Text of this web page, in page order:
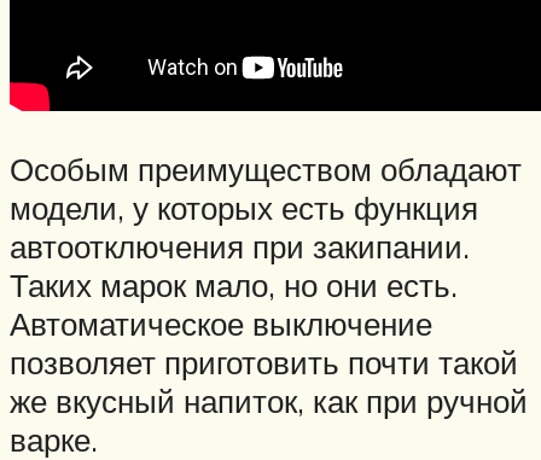
Особым преимуществом обладают
модели, у которых есть функция
автоотключения при закипании.
Таких марок мало, но они есть.
Автоматическое выключение
позволяет приготовить почти такой
же вкусный напиток, как при ручной
варке.